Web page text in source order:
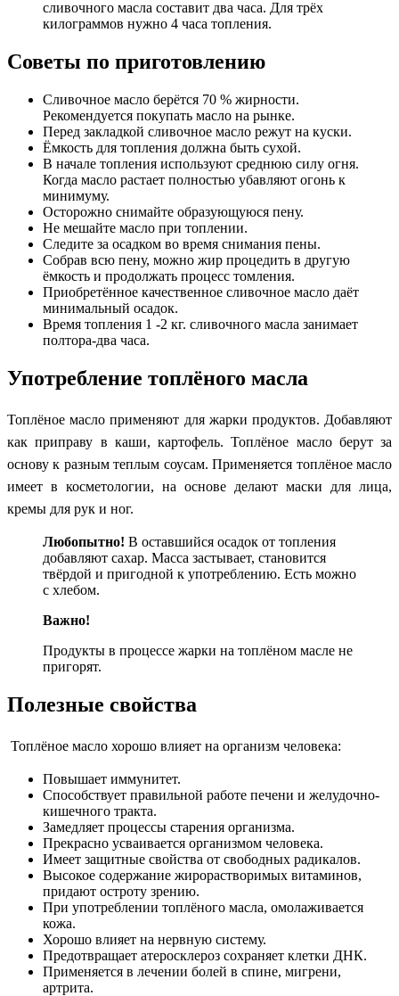
сливочного масла составит два часа. Для трёх
килограммов нужно 4 часа топления.
Советы по приготовлению
Сливочное масло берётся 70 % жирности.
Рекомендуется покупать масло на рынке.
Перед закладкой сливочное масло режут на куски.
Ёмкость для топления должна быть сухой.
В начале топления используют среднюю силу огня.
Когда масло растает полностью убавляют огонь к
минимуму.
Осторожно снимайте образующуюся пену.
Не мешайте масло при топлении.
Следите за осадком во время снимания пены.
Собрав всю пену, можно жир процедить в другую
ёмкость и продолжать процесс томления.
Приобретённое качественное сливочное масло даёт
минимальный осадок.
Время топления 1 -2 кг. сливочного масла занимает
полтора-два часа.
Употребление топлёного масла
Топлёное масло применяют для жарки продуктов. Добавляют
как приправу в каши, картофель. Топлёное масло берут за
основу к разным теплым соусам. Применяется топлёное масло
имеет в косметологии, на основе делают маски для лица,
кремы для рук и ног.
Любопытно! В оставшийся осадок от топления
добавляют сахар. Масса застывает, становится
твёрдой и пригодной к употреблению. Есть можно
с хлебом.
Важно!
Продукты в процессе жарки на топлёном масле не
пригорят.
Полезные свойства
Топлёное масло хорошо влияет на организм человека:
Повышает иммунитет.
Способствует правильной работе печени и желудочно-
кишечного тракта.
Замедляет процессы старения организма.
Прекрасно усваивается организмом человека.
Имеет защитные свойства от свободных радикалов.
Высокое содержание жирорастворимых витаминов,
придают остроту зрению.
При употреблении топлёного масла, омолаживается
кожа.
Хорошо влияет на нервную систему.
Предотвращает атеросклероз сохраняет клетки ДНК.
Применяется в лечении болей в спине, мигрени,
артрита.